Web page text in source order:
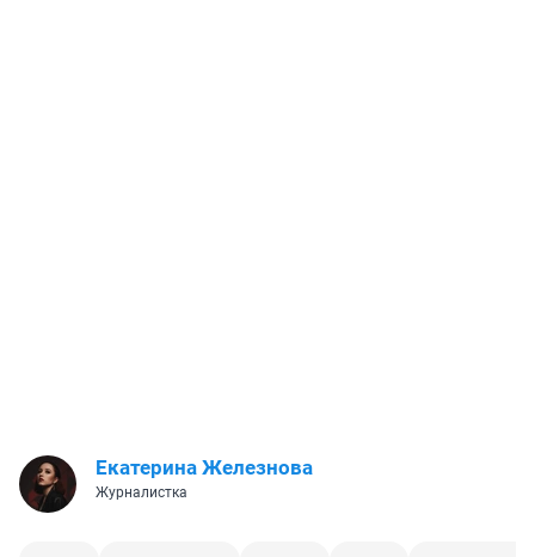
Екатерина Железнова
Журналистка